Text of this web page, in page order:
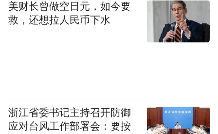
美财长曾做空日元，如今要
救，还想拉人民币下水
浙江省委书记主持召开防御
应对台风工作部署会：要按